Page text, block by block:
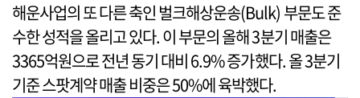
해운사업의 또 다른 축인 벌크해상운송(Bulk) 부문도 준
수한 성적을 올리고 있다. 이 부문의 올해 3분기 매출은
3365억원으로 전년 동기 대비 6.9% 증가했다. 올 3분기
기준 스팟계약 매출 비중은 50%에 육박했다.